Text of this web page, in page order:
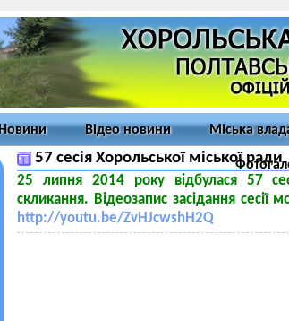
Новини Відео новини Міська
57 сесія Хорольської міської ради
25 липня 2014 року відбулася 57
скликання. Відеозапис засідання
http://youtu.be/ZvHJcwshH2Q